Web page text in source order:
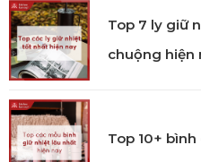
trong không gian bàn ăn
Giá trị thiết kế được
Bộ sưu tập Cannaregio đã
Châu Âu năm 2018 và
kế Đức năm 2019, khẳng
trong lĩnh vực thiết kế sứ
Top 7 ly giữ
chuộng hiện
Top 10+